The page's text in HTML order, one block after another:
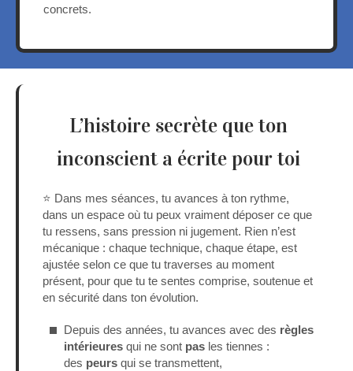
concrets.
L’histoire secrète que ton
inconscient a écrite pour toi
⭐ Dans mes séances, tu avances à ton rythme,
dans un espace où tu peux vraiment déposer ce que
tu ressens, sans pression ni jugement. Rien n’est
mécanique : chaque technique, chaque étape, est
ajustée selon ce que tu traverses au moment
présent, pour que tu te sentes comprise, soutenue et
en sécurité dans ton évolution.
Depuis des années, tu avances avec des règles
intérieures qui ne sont pas les tiennes :
des peurs qui se transmettent,